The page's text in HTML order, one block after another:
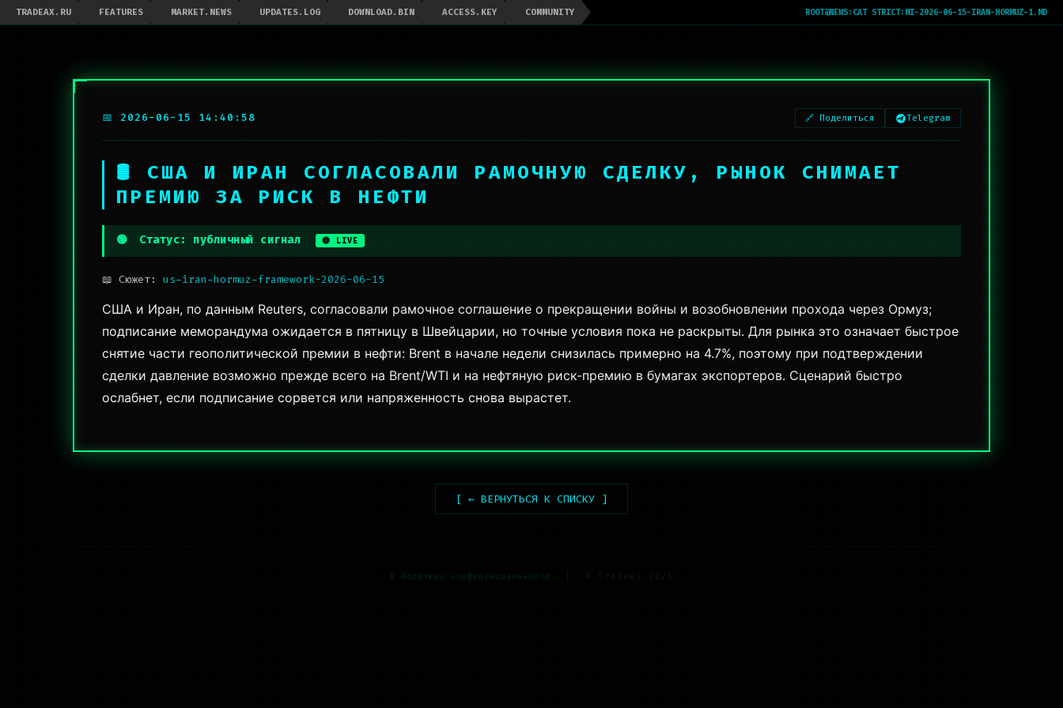
TRADEAX.RU FEATURES MARKET.NEWS UPDATES.LOG DOWNLOAD.BIN ACCESS.KEY COMMUNITY ROOT@NEWS: CAT STRICT:MI-2026-06-15-IRAN-HORMUZ-1.MD
📅 2026-06-15 14:40:58 🔗 Поделиться Telegram
🛢 США И ИРАН СОГЛАСОВАЛИ РАМОЧНУЮ СДЕЛКУ, РЫНОК СНИМАЕТ
ПРЕМИЮ ЗА РИСК В НЕФТИ
🟢 Статус: публичный сигнал 🔴 LIVE
📖 Сюжет: us-iran-hormuz-framework-2026-06-15
США и Иран, по данным Reuters, согласовали рамочное соглашение о прекращении войны и возобновлении прохода через Ормуз;
подписание меморандума ожидается в пятницу в Швейцарии, но точные условия пока не раскрыты. Для рынка это означает быстрое
снятие части геополитической премии в нефти: Brent в начале недели снизилась примерно на 4.7%, поэтому при подтверждении
сделки давление возможно прежде всего на Brent/WTI и на нефтяную риск-премию в бумагах экспортеров. Сценарий быстро
ослабнет, если подписание сорвется или напряженность снова вырастет.
[ ← ВЕРНУТЬСЯ К СПИСКУ ]
🔒 Политика конфиденциальности